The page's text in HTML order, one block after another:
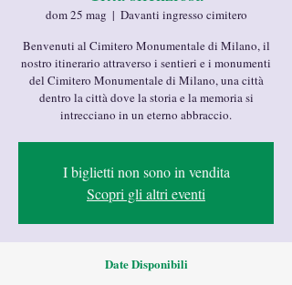
dom 25 mag
  |
Davanti ingresso cimitero
Benvenuti al Cimitero Monumentale di Milano, il
nostro itinerario attraverso i sentieri e i monumenti
del Cimitero Monumentale di Milano, una città
dentro la città dove la storia e la memoria si
intrecciano in un eterno abbraccio.
I biglietti non sono in vendita
Scopri gli altri eventi
Date Disponibili